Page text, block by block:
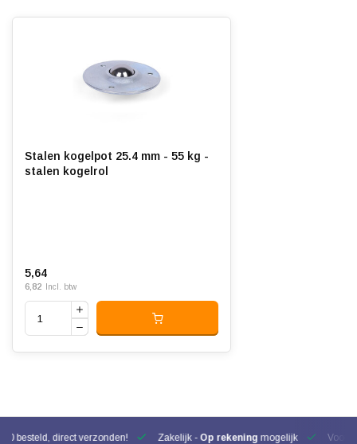
Stalen kogelpot 25.4 mm - 55 kg -
stalen kogelrol
5,64
6,82 Incl. btw
besteld, direct verzonden! Zakelijk - Op rekening mogelijk Voor